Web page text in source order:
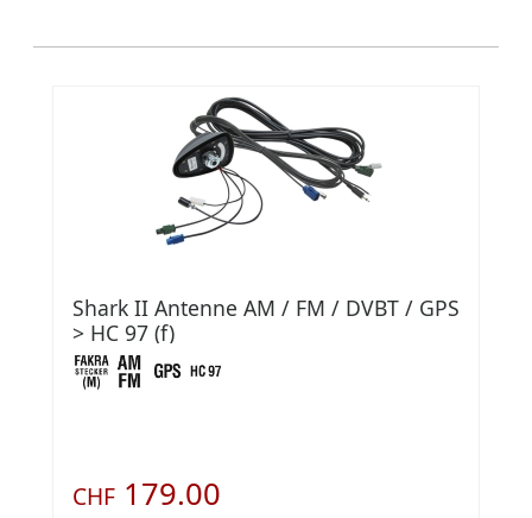
Shark II Antenne AM / FM / DVBT / GPS
> HC 97 (f)
CHF 179.00